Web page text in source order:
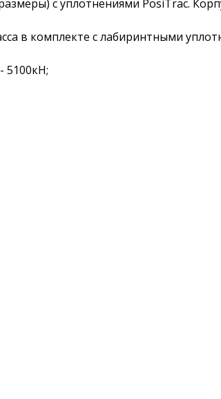
с уплотнениями PosiTrac.
в комплекте с лабиринтными
5100кН;